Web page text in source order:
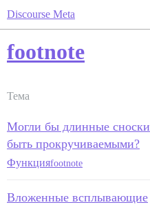
Discourse Meta
footnote
Тема
Могли бы длинные сноски
быть прокручиваемыми?
Функцияfootnote
Вложенные всплывающие